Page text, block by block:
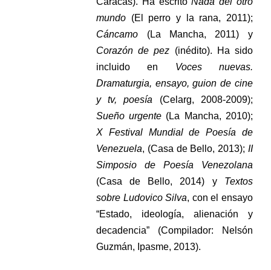
mundo (El perro y la rana, 2011);
Cáncamo (La Mancha, 2011) y
Corazón de pez (inédito). Ha sido
incluido en Voces nuevas.
Dramaturgia, ensayo, guion de cine
y tv, poesía (Celarg, 2008-2009);
Sueño urgente (La Mancha, 2010);
X Festival Mundial de Poesía de
Venezuela, (Casa de Bello, 2013); II
Simposio de Poesía Venezolana
(Casa de Bello, 2014) y Textos
sobre Ludovico Silva, con el ensayo
“Estado, ideología, alienación y
decadencia” (Compilador: Nelsón
Guzmán, Ipasme, 2013).